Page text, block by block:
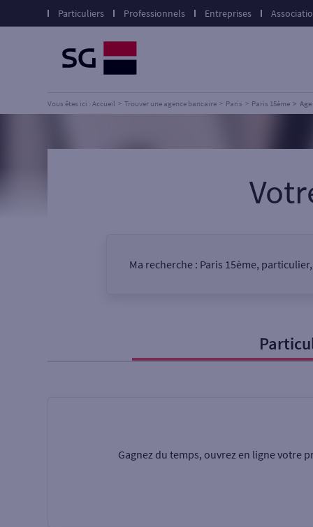
Particuliers Professionnels Entreprises
Vous êtes ici : Accueil Trouver une agence bancaire Paris Paris 15ème
Ma recherche : Paris 15ème,
Gagnez du temps, ouvrez en ligne votre